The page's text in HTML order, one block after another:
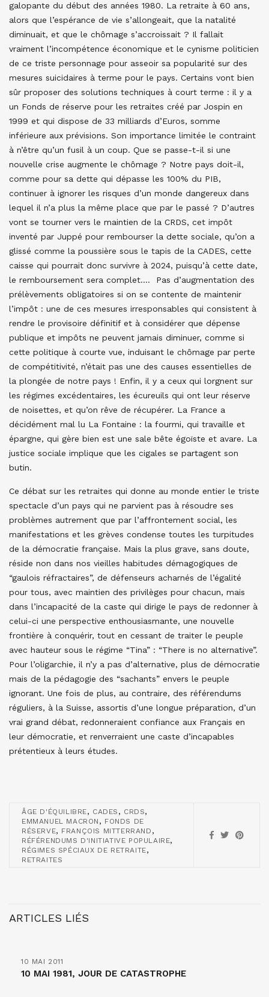
galopante du début des années 1980. La retraite à 60 ans,
alors que l’espérance de vie s’allongeait, que la natalité
diminuait, et que le chômage s’accroissait ? Il fallait
vraiment l’incompétence économique et le cynisme politicien
de ce triste personnage pour asseoir sa popularité sur des
mesures suicidaires à terme pour le pays. Certains vont bien
sûr proposer des solutions techniques à court terme : il y a
un Fonds de réserve pour les retraites créé par Jospin en
1999 et qui dispose de 33 milliards d’Euros, somme
inférieure aux prévisions. Son importance limitée le contraint
à n’être qu’un fusil à un coup. Que se passe-t-il si une
nouvelle crise augmente le chômage ? Notre pays doit-il,
comme pour sa dette qui dépasse les 100% du PIB,
continuer à ignorer les risques d’un monde dangereux dans
lequel il n’a plus la même place que par le passé ? D’autres
vont se tourner vers le maintien de la CRDS, cet impôt
inventé par Juppé pour rembourser la dette sociale, qu’on a
glissé comme la poussière sous le tapis de la CADES, cette
caisse qui pourrait donc survivre à 2024, puisqu’à cette date,
le remboursement sera complet…. Pas d’augmentation des
prélèvements obligatoires si on se contente de maintenir
l’impôt : une de ces mesures irresponsables qui consistent à
rendre le provisoire définitif et à considérer que dépense
publique et impôts ne peuvent jamais diminuer, comme si
cette politique à courte vue, induisant le chômage par perte
de compétitivité, n’était pas une des causes essentielles de
la plongée de notre pays ! Enfin, il y a ceux qui lorgnent sur
les régimes excédentaires, les écureuils qui ont leur réserve
de noisettes, et qu’on rêve de récupérer. La France a
décidément mal lu La Fontaine : la fourmi, qui travaille et
épargne, qui gère bien est une sale bête égoïste et avare. La
justice sociale implique que les cigales se partagent son
butin.
Ce débat sur les retraites qui donne au monde entier le triste
spectacle d’un pays qui ne parvient pas à résoudre ses
problèmes autrement que par l’affrontement social, les
manifestations et les grèves condense toutes les turpitudes
de la démocratie française. Mais la plus grave, sans doute,
réside non dans nos vieilles habitudes démagogiques de
“gaulois réfractaires”, de défenseurs acharnés de l’égalité
pour tous, avec maintien des privilèges pour chacun, mais
dans l’incapacité de la caste qui dirige le pays de redonner à
celui-ci une perspective enthousiasmante, une nouvelle
frontière à conquérir, tout en cessant de traiter le peuple
avec hauteur sous le régime “Tina” : “There is no alternative”.
Pour l’oligarchie, il n’y a pas d’alternative, plus de démocratie
mais de la pédagogie des “sachants” envers le peuple
ignorant. Une fois de plus, au contraire, des référendums
réguliers, à la Suisse, assortis d’une longue préparation, d’un
vrai grand débat, redonneraient confiance aux Français en
leur démocratie, et renverraient une caste d’incapables
prétentieux à leurs études.
ÂGE D'ÉQUILIBRE, CADES , CRDS,
EMMANUEL MACRON , FONDS DE
RÉSERVE, FRANÇOIS MITTERRAND ,
RÉFÉRENDUMS D'INITIATIVE POPULAIRE,
RÉGIMES SPÉCIAUX DE RETRAITE,
RETRAITES
ARTICLES LIÉS
10 MAI 2011
10 MAI 1981, JOUR DE CATASTROPHE